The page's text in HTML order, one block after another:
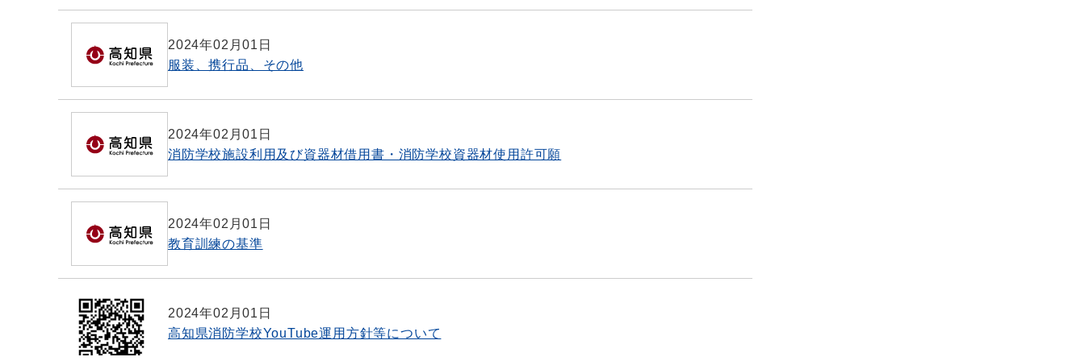
2024年02月01日
服装、携行品、その他
2024年02月01日
消防学校施設利用及び資器材借用書・消防学校資器材使用許可願
2024年02月01日
教育訓練の基準
2024年02月01日
高知県消防学校YouTube運用方針等について